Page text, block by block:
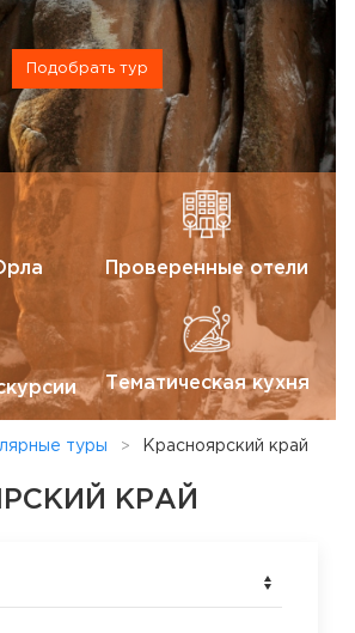
Подобрать тур
Проверенные отели
Тематическая кухня
туры Красноярский край
КРАЙ